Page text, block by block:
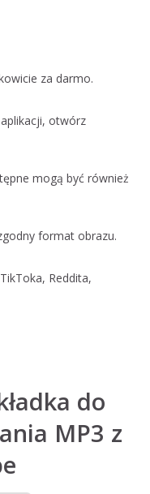
za darmo.
otwórz
mogą być również
format obrazu.
Reddita,
do
MP3 z